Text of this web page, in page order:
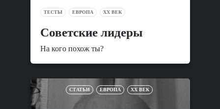
ТЕСТЫ ЕВРОПА XX ВЕК
Советские лидеры
На кого похож ты?
СТАТЬИ ЕВРОПА XX ВЕК